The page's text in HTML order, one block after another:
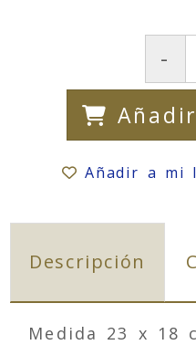
-
Añadir a mi
Descripción
Medida 23 x 18